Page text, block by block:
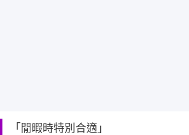
「閒暇時特別合適」